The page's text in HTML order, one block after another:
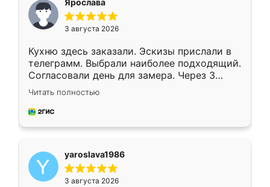
Ярослава
3 августа 2026
Кухню здесь заказали. Эскизы прислали в
телеграмм. Выбрали наиболее подходящий.
Согласовали день для замера. Через 3
недели кухня была уже готова. Остались
довольны работой. Спасибо Ренессанс
мебель за качественную работу!
Читать полностью
yaroslava1986
3 августа 2026